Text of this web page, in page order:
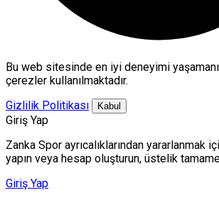
Bu web sitesinde en iyi deneyimi
çerezler kullanılmaktadır.
Gizlilik Politikası
Kabul
Giriş Yap
Zanka Spor ayrıcalıklarından yararlanmak
yapın veya hesap oluşturun, üstelik
Giriş Yap